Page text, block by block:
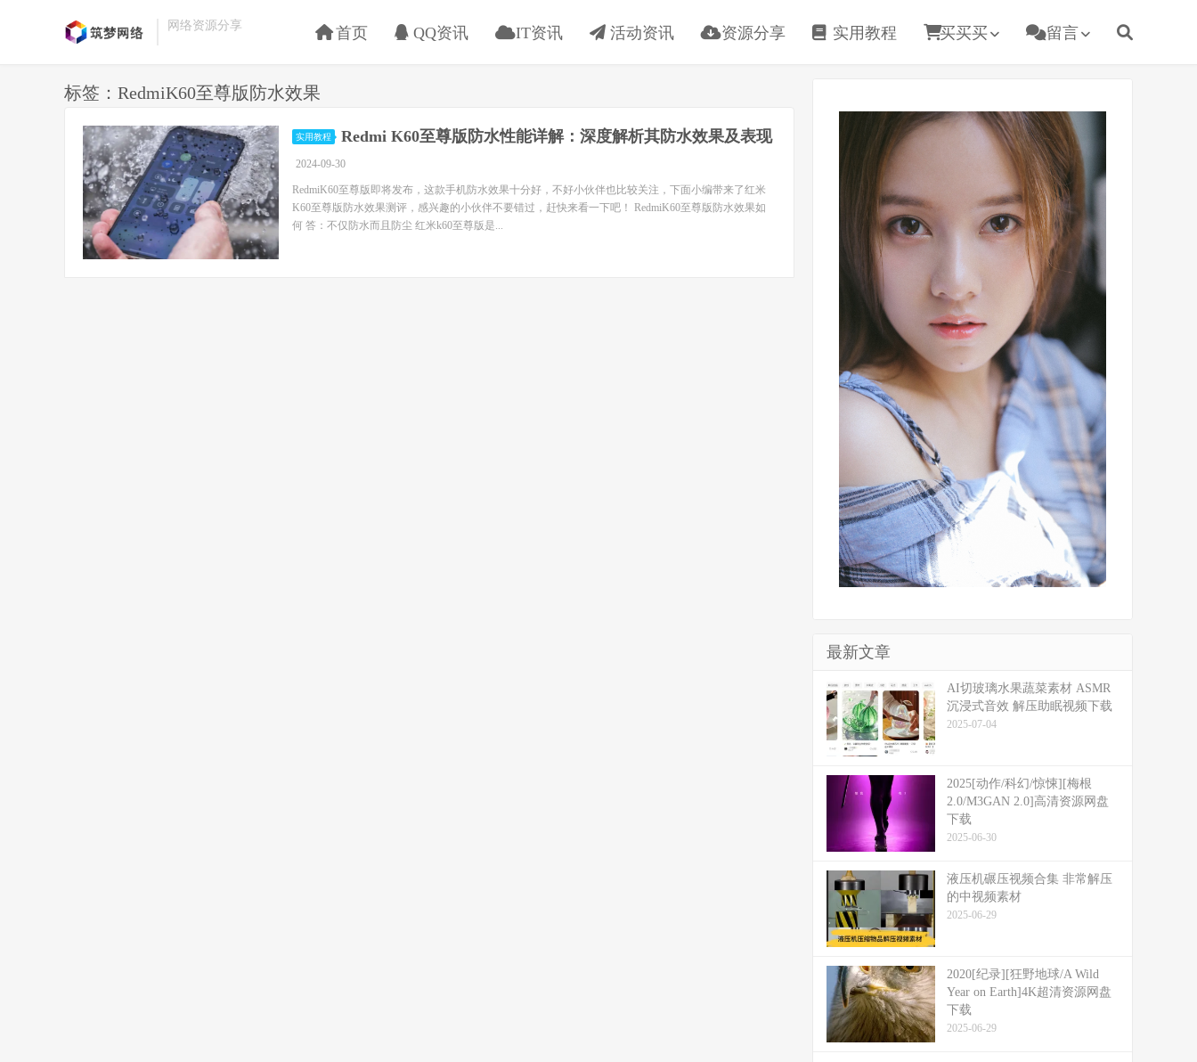
网络资源分享 首页 QQ资讯 IT资讯 活动资讯 资源分享 实用教程 买买买 留言
标签：RedmiK60至尊版防水效果
实用教程 Redmi K60至尊版防水性能详解：深度解析其防水效果及表现
2024-09-30
RedmiK60至尊版即将发布，这款手机防水效果十分好，不好小伙伴也比较关注，下面小编带来了红米
K60至尊版防水效果测评，感兴趣的小伙伴不要错过，赶快来看一下吧！ RedmiK60至尊版防水效果如
何 答：不仅防水而且防尘 红米k60至尊版是...
最新文章
​​AI切玻璃水果蔬菜素材 ASMR
沉浸式音效 解压助眠视频下载
2025-07-04
2025[动作/科幻/惊悚][梅根
2.0/M3GAN 2.0]高清资源网盘
下载
2025-06-30
液压机碾压视频合集 非常解压
的中视频素材
2025-06-29
2020[纪录][狂野地球/A Wild
Year on Earth]4K超清资源网盘
下载
2025-06-29